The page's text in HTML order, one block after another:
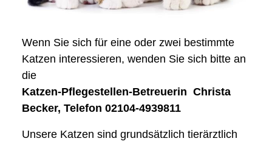
Wenn Sie sich für eine oder zwei bestimmte
Katzen interessieren, wenden Sie sich bitte an
die
Katzen-Pflegestellen-Betreuerin Christa
Becker, Telefon 02104-4939811
Unsere Katzen sind grundsätzlich tierärztlich